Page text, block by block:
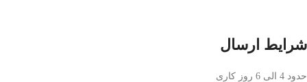
شرایط ارسال
حدود 4 الی 6 روز کاری